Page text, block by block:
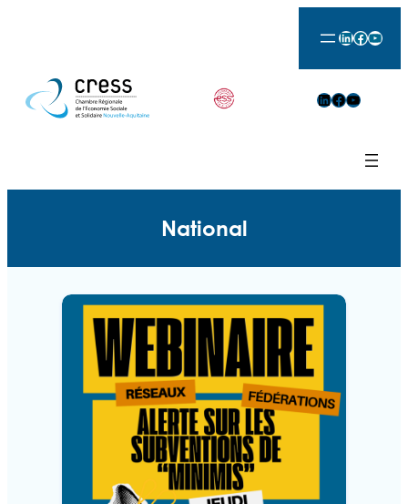
LinkedIn
Facebook
LinkedIn
Facebook
YouTube
National